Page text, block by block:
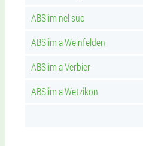
ABSlim nel suo
ABSlim a Weinfelden
ABSlim a Verbier
ABSlim a Wetzikon